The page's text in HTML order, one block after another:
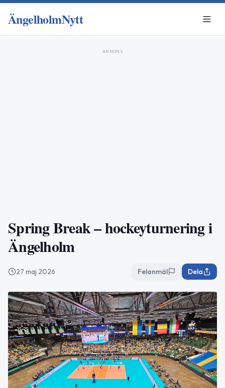
ÄngelholmNytt
ANNONS
Spring Break – hockeyturnering i
Ängelholm
27 maj 2026 Felanmäl Dela